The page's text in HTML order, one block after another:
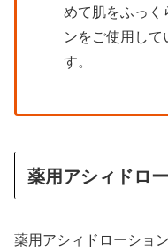
めて肌をふっく
ンをご使用し
す。
薬用アシィドロ
薬用アシィドローショ